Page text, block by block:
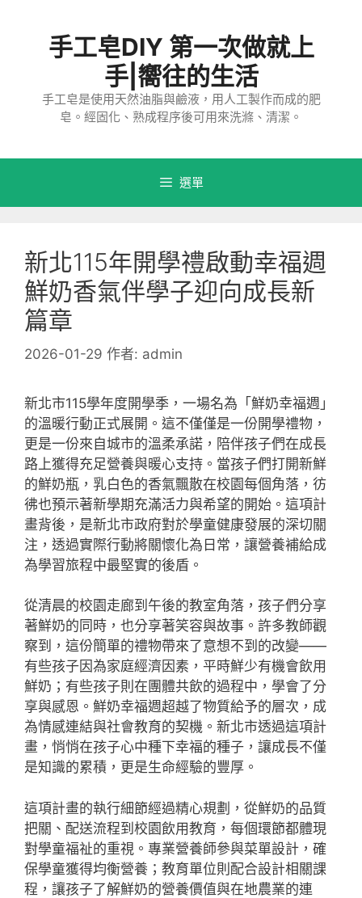
手工皂DIY 第一次做就上
手|嚮往的生活
手工皂是使用天然油脂與鹼液，用人工製作而成的肥
皂。經固化、熟成程序後可用來洗滌、清潔。
選單
新北115年開學禮啟動幸福週
鮮奶香氣伴學子迎向成長新
篇章
2026-01-29 作者: admin
新北市115學年度開學季，一場名為「鮮奶幸福週」
的溫暖行動正式展開。這不僅僅是一份開學禮物，
更是一份來自城市的溫柔承諾，陪伴孩子們在成長
路上獲得充足營養與暖心支持。當孩子們打開新鮮
的鮮奶瓶，乳白色的香氣飄散在校園每個角落，彷
彿也預示著新學期充滿活力與希望的開始。這項計
畫背後，是新北市政府對於學童健康發展的深切關
注，透過實際行動將關懷化為日常，讓營養補給成
為學習旅程中最堅實的後盾。
從清晨的校園走廊到午後的教室角落，孩子們分享
著鮮奶的同時，也分享著笑容與故事。許多教師觀
察到，這份簡單的禮物帶來了意想不到的改變——
有些孩子因為家庭經濟因素，平時鮮少有機會飲用
鮮奶；有些孩子則在團體共飲的過程中，學會了分
享與感恩。鮮奶幸福週超越了物質給予的層次，成
為情感連結與社會教育的契機。新北市透過這項計
畫，悄悄在孩子心中種下幸福的種子，讓成長不僅
是知識的累積，更是生命經驗的豐厚。
這項計畫的執行細節經過精心規劃，從鮮奶的品質
把關、配送流程到校園飲用教育，每個環節都體現
對學童福祉的重視。專業營養師參與菜單設計，確
保學童獲得均衡營養；教育單位則配合設計相關課
程，讓孩子了解鮮奶的營養價值與在地農業的連